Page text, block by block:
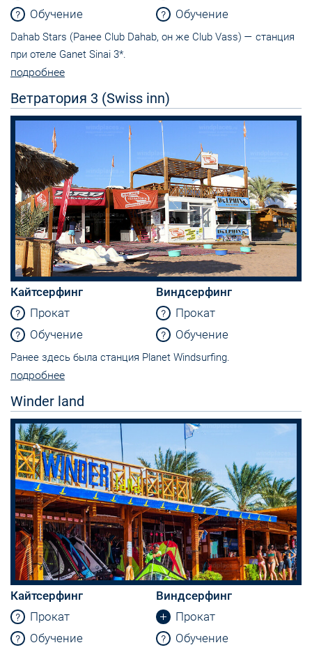
Обучение
Обучение
Dahab Stars (Ранее Club Dahab, он же Club Vass) — станция
при отеле Ganet Sinai 3*.
подробнее
Ветратория 3 (Swiss inn)
Кайтсерфинг
Прокат
Обучение
Виндсерфинг
Прокат
Обучение
Ранее здесь была станция Planet Windsurfing.
подробнее
Winder land
Кайтсерфинг
Прокат
Обучение
Виндсерфинг
Прокат
Обучение